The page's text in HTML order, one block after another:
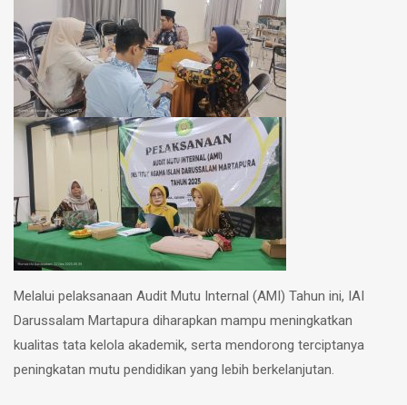
Melalui pelaksanaan Audit Mutu Internal (AMI) Tahun ini, IAI
Darussalam Martapura diharapkan mampu meningkatkan
kualitas tata kelola akademik, serta mendorong terciptanya
peningkatan mutu pendidikan yang lebih berkelanjutan.